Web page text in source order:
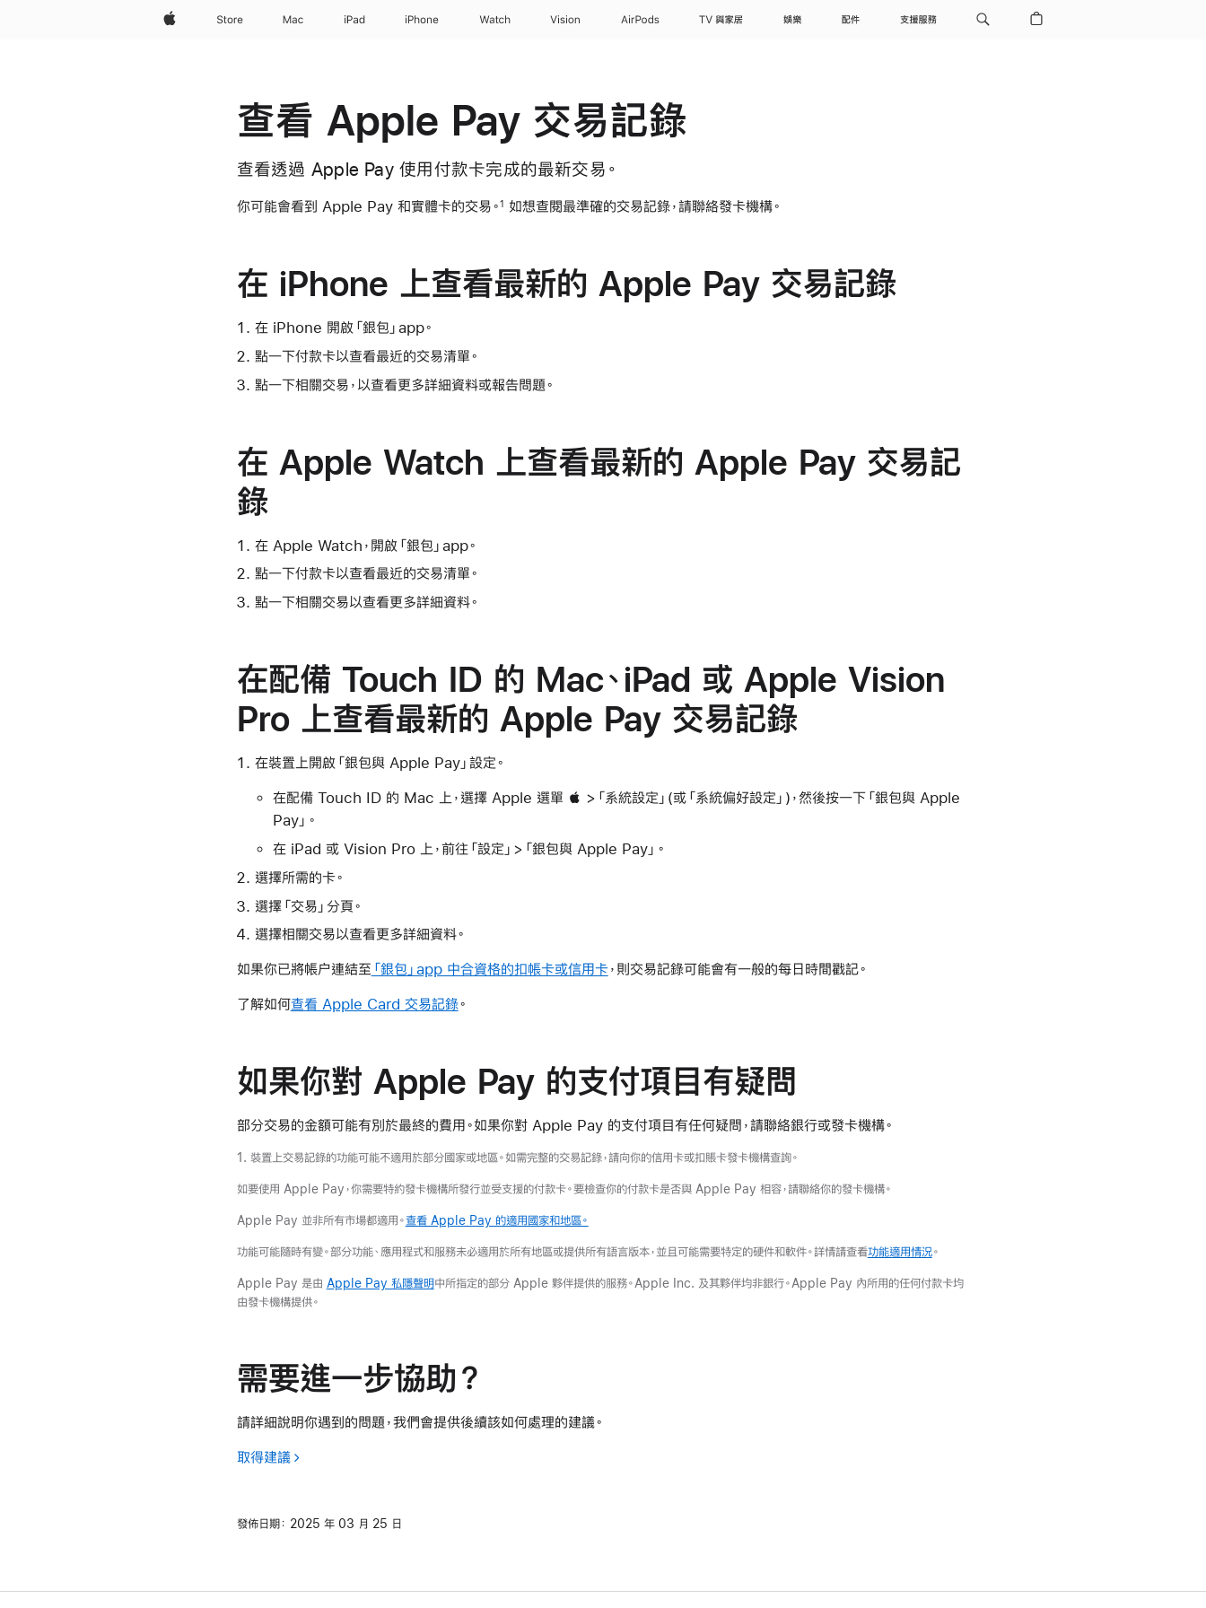
Apple Store Mac iPad iPhone Watch Vision AirPods TV 與家居 娛樂 配件 支援服務
查看 Apple Pay 交易記錄
查看透過 Apple Pay 使用付款卡完成的最新交易。
你可能會看到 Apple Pay 和實體卡的交易。 1 如想查閱最準確的交易記錄，請聯絡發卡機構。
在 iPhone 上查看最新的 Apple Pay 交易記錄
在 iPhone 開啟「銀包」app。
點一下付款卡以查看最近的交易清單。
點一下相關交易，以查看更多詳細資料或報告問題。
在 Apple Watch 上查看最新的 Apple Pay 交易記
錄
在 Apple Watch，開啟「銀包」app。
點一下付款卡以查看最近的交易清單。
點一下相關交易以查看更多詳細資料。
在配備 Touch ID 的 Mac、iPad 或 Apple Vision
Pro 上查看最新的 Apple Pay 交易記錄
在裝置上開啟「銀包與 Apple Pay」設定。
在配備 Touch ID 的 Mac 上，選擇 Apple 選單  >「系統設定」(或「系統偏好設定」)，然後按一下「銀包與 Apple
Pay」。
在 iPad 或 Vision Pro 上，前往「設定」>「銀包與 Apple Pay」。
選擇所需的卡。
選擇「交易」分頁。
選擇相關交易以查看更多詳細資料。
如果你已將帳户連結至 「銀包」app 中合資格的扣帳卡或信用卡，則交易記錄可能會有一般的每日時間戳記。
了解如何查看 Apple Card 交易記錄。
如果你對 Apple Pay 的支付項目有疑問
部分交易的金額可能有別於最終的費用。如果你對 Apple Pay 的支付項目有任何疑問，請聯絡銀行或發卡機構。
1. 裝置上交易記錄的功能可能不適用於部分國家或地區。如需完整的交易記錄，請向你的信用卡或扣賬卡發卡機構查詢。
如要使用 Apple Pay，你需要特約發卡機構所發行並受支援的付款卡。要檢查你的付款卡是否與 Apple Pay 相容，請聯絡你的發卡機構。
Apple Pay 並非所有市場都適用。查看 Apple Pay 的適用國家和地區。
功能可能隨時有變。部分功能、應用程式和服務未必適用於所有地區或提供所有語言版本，並且可能需要特定的硬件和軟件。詳情請查看功能適用情況。
Apple Pay 是由 Apple Pay 私隱聲明中所指定的部分 Apple 夥伴提供的服務。Apple Inc. 及其夥伴均非銀行。Apple Pay 內所用的任何付款卡均
由發卡機構提供。
需要進一步協助？
請詳細說明你遇到的問題，我們會提供後續該如何處理的建議。
取得建議
發佈日期： 2025 年 03 月 25 日